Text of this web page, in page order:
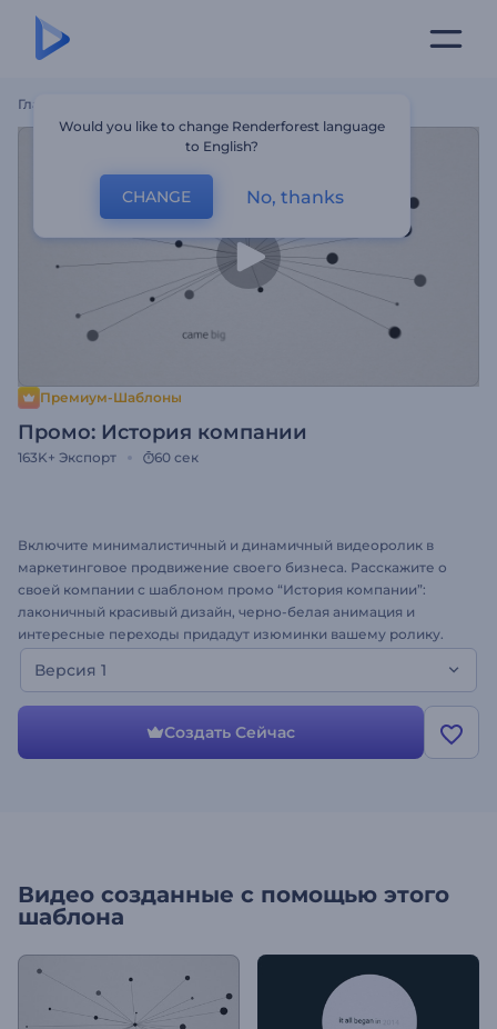
Главная
Премиум-Шаблоны
Промо: История компании
163K+ Экспорт 60 сек
Включите минималистичный и динамичный видеоролик в
маркетинговое продвижение своего бизнеса. Расскажите о
своей компании с шаблоном промо “История компании”:
лаконичный красивый дизайн, черно-белая анимация и
интересные переходы придадут изюминки вашему ролику.
Как использовать шаблон: добавьте свой текст, подберите
подходящую музыку, и видео о вашей компании будет готово
создать свое видео.
Версия 1
Создать Сейчас
Видео созданные с помощью этого
шаблона
Would you like to change Renderforest language
to English?
CHANGE No, thanks